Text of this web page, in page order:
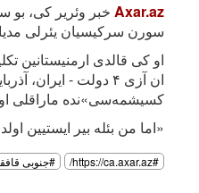
Axar.az خبر وئریر کی، بو
سورن سرکیسیان یئرلی
او کی قالدی ارمنیستانین
ان آزی ۴ دولت -
کسیشمه‌سی»نده ماراقلی
«اما من بئله بیر ایستیین
#https://ca.axar.az/ #جنوبی